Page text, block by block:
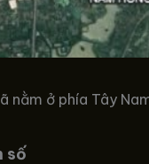
nằm ở phía Tây
số